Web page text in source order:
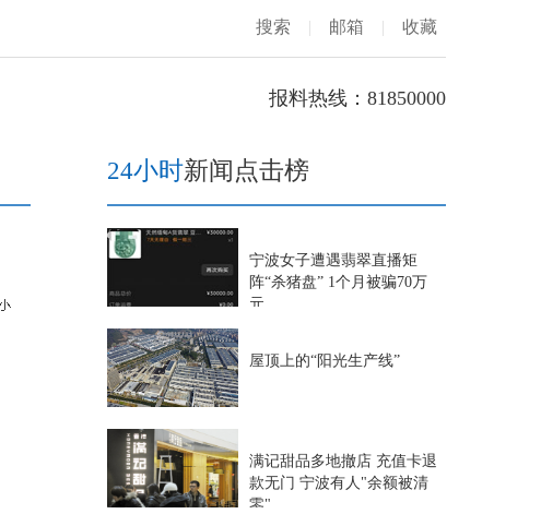
搜索 | 邮箱 | 收藏
报料热线：81850000
24小时新闻点击榜
宁波女子遭遇翡翠直播矩
阵“杀猪盘” 1个月被骗70万
元
屋顶上的“阳光生产线”
满记甜品多地撤店 充值卡退
款无门 宁波有人"余额被清
零"